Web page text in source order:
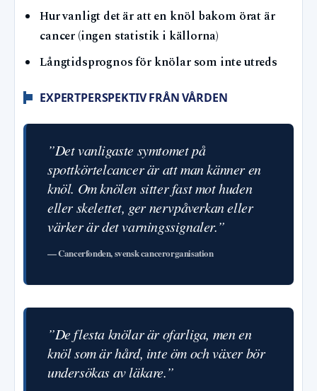
Hur vanligt det är att en knöl bakom örat är
cancer (ingen statistik i källorna)
Långtidsprognos för knölar som inte utreds
EXPERTPERSPEKTIV FRÅN VÅRDEN
”Det vanligaste symtomet på
spottkörtelcancer är att man känner en
knöl. Om knölen sitter fast mot huden
eller skelettet, ger nervpåverkan eller
värker är det varningssignaler.”
— Cancerfonden, svensk cancerorganisation
”De flesta knölar är ofarliga, men en
knöl som är hård, inte öm och växer bör
undersökas av läkare.”